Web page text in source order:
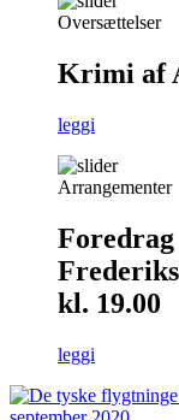
Oversættelser
Krimi af
leggi
Arrangementer
Foredrag
kl. 19.00
leggi